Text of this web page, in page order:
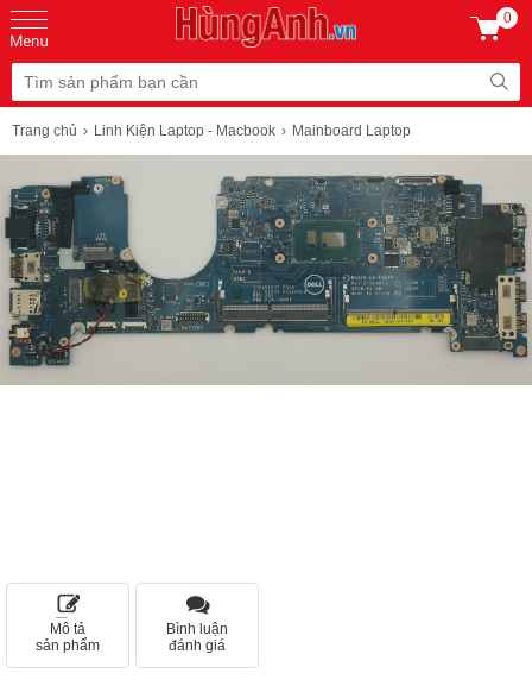
0
Trang chủ Linh Kiện Laptop - Macbook Mainboard Laptop
Mô tả
sản phẩm
Bình luận
đánh giá